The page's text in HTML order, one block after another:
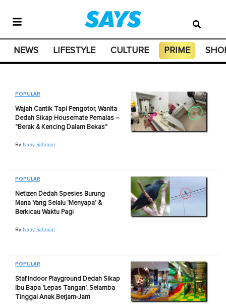
NEWS LIFESTYLE CULTURE PRIME
POPULAR
Wajah Cantik Tapi Pengotor, Wanita
Dedah Sikap Housemate Pemalas –
"Berak & Kencing Dalam Bekas"
By Nany Rahman
POPULAR
Netizen Dedah Spesies Burung
Mana Yang Selalu 'Menyapa' &
Berkicau Waktu Pagi
By Nany Rahman
POPULAR
Staf Indoor Playground Dedah Sikap
Ibu Bapa 'Lepas Tangan', Selamba
Tinggal Anak Berjam-Jam